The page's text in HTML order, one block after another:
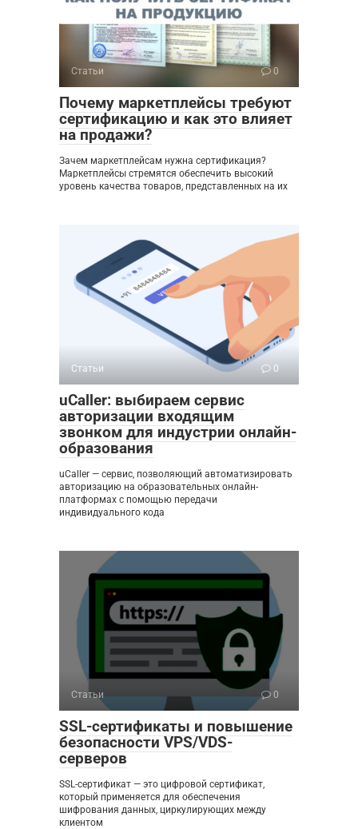
Статьи 0
Почему маркетплейсы требуют
сертификацию и как это влияет
на продажи?
Зачем маркетплейсам нужна сертификация?
Маркетплейсы стремятся обеспечить высокий
уровень качества товаров, представленных на их
Статьи 0
uCaller: выбираем сервис
авторизации входящим
звонком для индустрии онлайн-
образования
uCaller — сервис, позволяющий автоматизировать
авторизацию на образовательных онлайн-
платформах с помощью передачи
индивидуального кода
Статьи 0
SSL-сертификаты и повышение
безопасности VPS/VDS-
серверов
SSL-сертификат — это цифровой сертификат,
который применяется для обеспечения
шифрования данных, циркулирующих между
клиентом